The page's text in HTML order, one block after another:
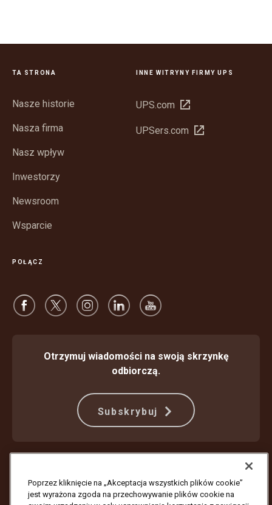
TA STRONA
Nasze historie
Nasza firma
Nasz wpływ
Inwestorzy
Newsroom
Wsparcie
INNE WITRYNY FIRMY UPS
UPS.com Otwórz
nowym
UPSers.com Otwórz
POŁĄCZ
Otrzymuj wiadomości na swoją skrzynkę
odbiorczą.
Subskrybuj
Ustawienia plików cookie
Poprzez kliknięcie na „Akceptacja wszystkich plików cookie”
jest wyrażona zgoda na przechowywanie plików cookie na